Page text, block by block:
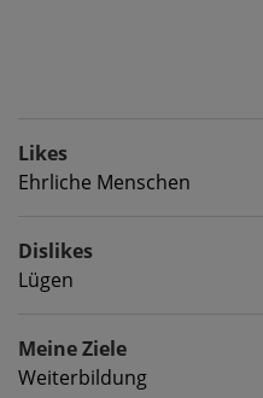
Likes
Ehrliche Menschen
Dislikes
Lügen
Meine Ziele
Weiterbildung